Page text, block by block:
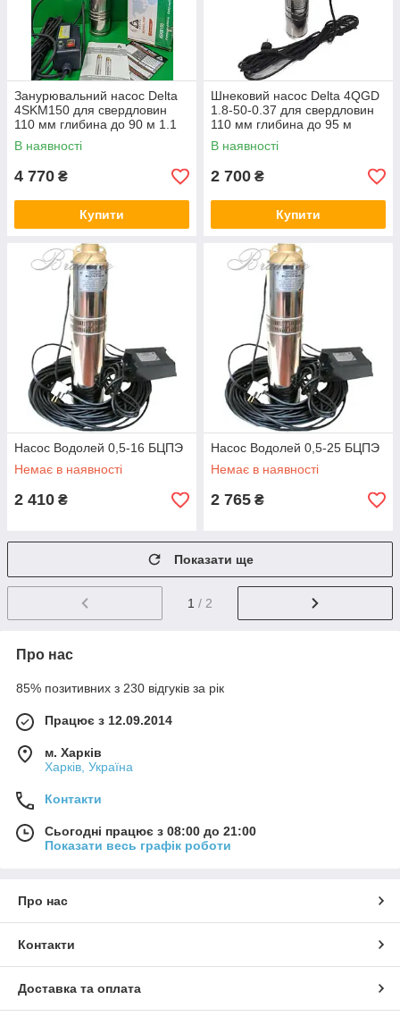
Занурювальний насос Delta
4SKM150 для свердловин
110 мм глибина до 90 м 1.1
кВт
В наявності
4 770 ₴
Купити
Шнековий насос Delta 4QGD
1.8-50-0.37 для свердловин
110 мм глибина до 95 м
В наявності
2 700 ₴
Купити
Насос Водолей 0,5-16 БЦПЭ
Немає в наявності
2 410 ₴
Насос Водолей 0,5-25 БЦПЭ
Немає в наявності
2 765 ₴
Показати ще
1 / 2
Про нас
85% позитивних з 230 відгуків за рік
Працює з 12.09.2014
м. Харків
Харків, Україна
Контакти
Сьогодні працює з 08:00 до 21:00
Показати весь графік роботи
Про нас
Контакти
Доставка та оплата